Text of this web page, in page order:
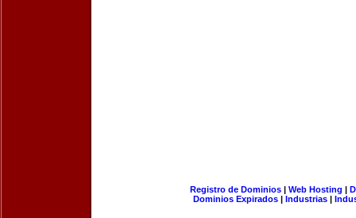
Registro de Dominios| Web Hosting |
Dominios Expirados | Industrias |